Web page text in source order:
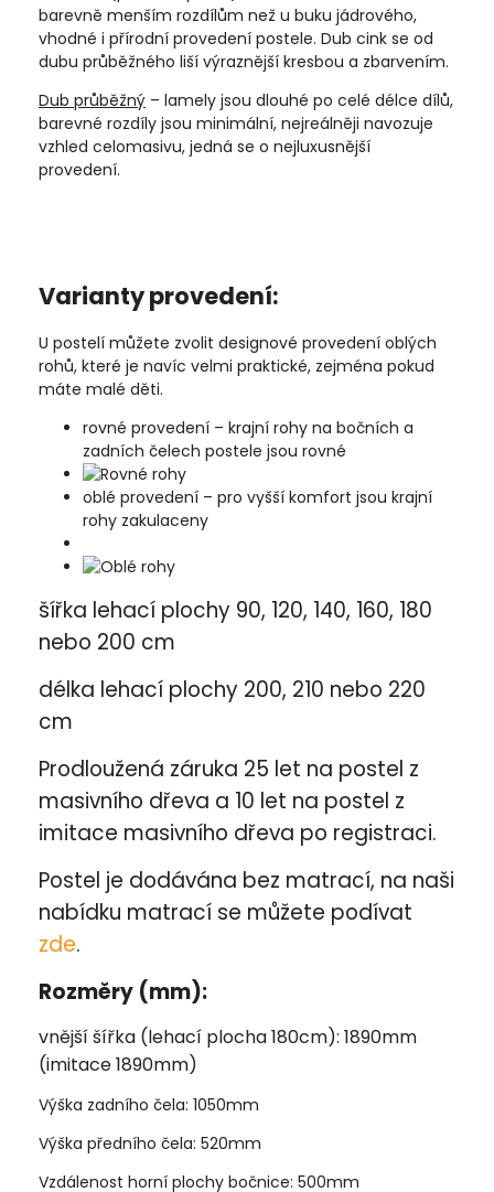
barevně menším rozdílům než u buku jádrového,
vhodné i přírodní provedení postele. Dub cink se od
dubu průběžného liší výraznější kresbou a zbarvením.
Dub průběžný – lamely jsou dlouhé po celé délce dílů,
barevné rozdíly jsou minimální, nejreálněji navozuje
vzhled celomasivu, jedná se o nejluxusnější
provedení.
Varianty provedení:
U postelí můžete zvolit designové provedení oblých
rohů, které je navíc velmi praktické, zejména pokud
máte malé děti.
rovné provedení – krajní rohy na bočních a
zadních čelech postele jsou rovné
oblé provedení – pro vyšší komfort jsou krajní
rohy zakulaceny
šířka lehací plochy 90, 120, 140, 160, 180
nebo 200 cm
délka lehací plochy 200, 210 nebo 220
cm
Prodloužená záruka 25 let na postel z
masivního dřeva a 10 let na postel z
imitace masivního dřeva po registraci.
Postel je dodávána bez matrací, na naši
nabídku matrací se můžete podívat
zde.
Rozměry (mm):
vnější šířka (lehací plocha 180cm): 1890mm
(imitace 1890mm)
Výška zadního čela: 1050mm
Výška předního čela: 520mm
Vzdálenost horní plochy bočnice: 500mm